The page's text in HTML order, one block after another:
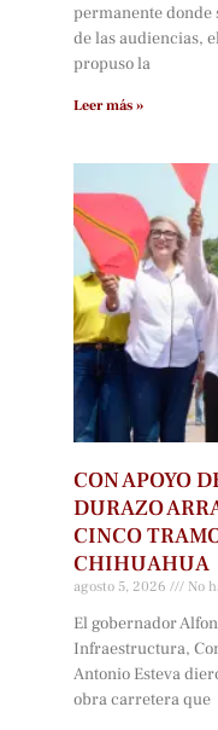
permanente donde
de las audiencias,
propuso la
Leer más »
CON APOYO
DURAZO
CINCO
CHIHUAHUA
agosto 5, 2026 No
El gobernador
Infraestructura,
Antonio Esteva
obra carretera que